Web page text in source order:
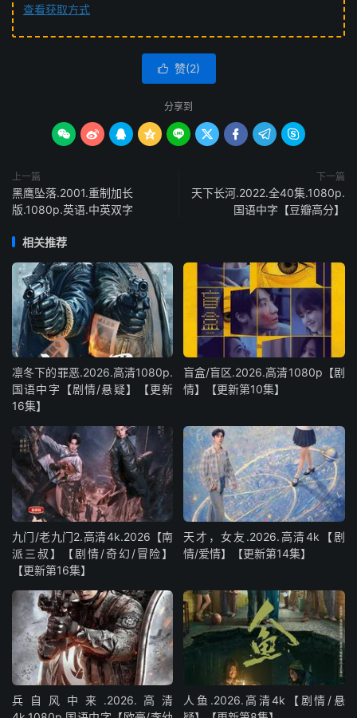
查看获取方式
 赞(2)
分享到
        
上一篇
黑鹰坠落.2001.重制加长
版.1080p.英语.中英双字
下一篇
天下长河.2022.全40集.1080p.
国语中字【豆瓣高分】
相关推荐
凛冬下的罪恶.2026.高清1080p.
国语中字【剧情/悬疑】【更新
16集】
盲盒/盲区.2026.高清1080p【剧
情】【更新第10集】
九门/老九门2.高清4k.2026【南
派三叔】【剧情/奇幻/冒险】
【更新第16集】
天才，女友.2026.高清4k【剧
情/爱情】【更新第14集】
兵自风中来‎.2026.高清
人鱼.2026.高清4k【剧情/悬